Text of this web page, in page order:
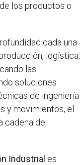
los productos o
cada una
logística,
las
soluciones
de ingeniería
y movimientos, el
cadena de
Industrial es